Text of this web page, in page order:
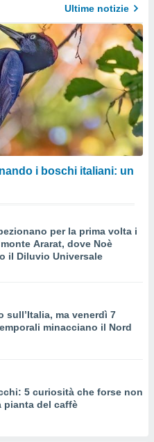
Ultime notizie
i boschi italiani: un
per la prima volta i
Ararat, dove Noè
il Diluvio Universale
sull’Italia, ma venerdì 7
minacciano il Nord
5 curiosità che forse non
pianta del caffè